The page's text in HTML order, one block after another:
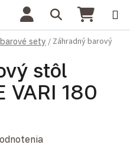
Hľadať
sety / Záhradný barový
stôl
VARI 180
0,0 z 5 hviezdičiek.